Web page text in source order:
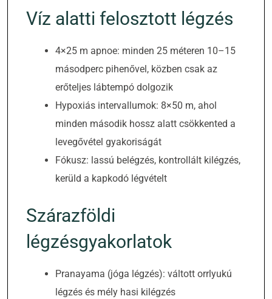
Víz alatti felosztott légzés
4×25 m apnoe: minden 25 méteren 10–15
másodperc pihenővel, közben csak az
erőteljes lábtempó dolgozik
Hypoxiás intervallumok: 8×50 m, ahol
minden második hossz alatt csökkented a
levegővétel gyakoriságát
Fókusz: lassú belégzés, kontrollált kilégzés,
kerüld a kapkodó légvételt
Szárazföldi
légzésgyakorlatok
Pranayama (jóga légzés): váltott orrlyukú
légzés és mély hasi kilégzés